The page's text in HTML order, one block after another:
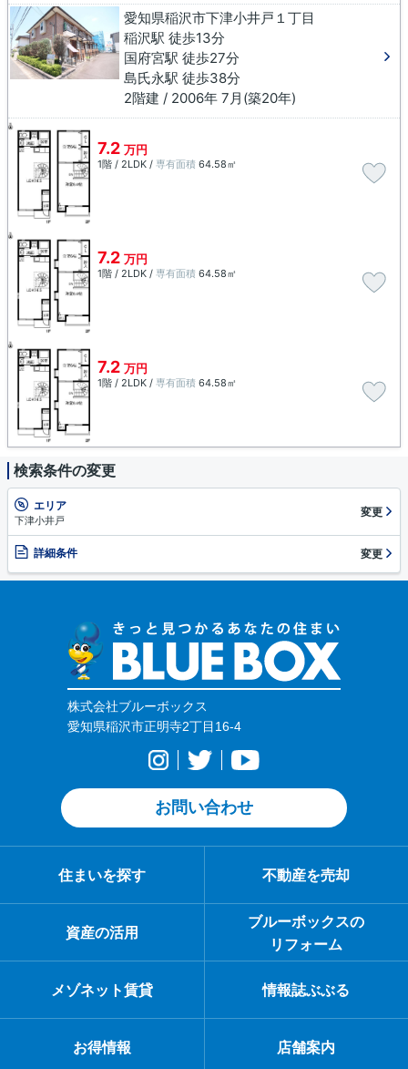
愛知県稲沢市下津小井戸１丁目
稲沢駅 徒歩13分
国府宮駅 徒歩27分
島氏永駅 徒歩38分
2階建 / 2006年 7月(築20年)
7.2 万円
1階 / 2LDK / 専有面積 64.58㎡
7.2 万円
1階 / 2LDK / 専有面積 64.58㎡
7.2 万円
1階 / 2LDK / 専有面積 64.58㎡
検索条件の変更
エリア
下津小井戸
変更
詳細条件 変更
株式会社ブルーボックス
愛知県稲沢市正明寺2丁目16-4
お問い合わせ
住まいを探す 不動産を売却
資産の活用
ブルーボックスの
リフォーム
メゾネット賃貸 情報誌ぶぶる
お得情報 店舗案内